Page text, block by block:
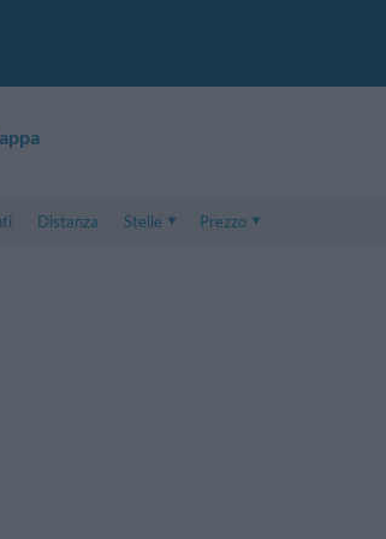
Distanza
Stelle
Prezzo